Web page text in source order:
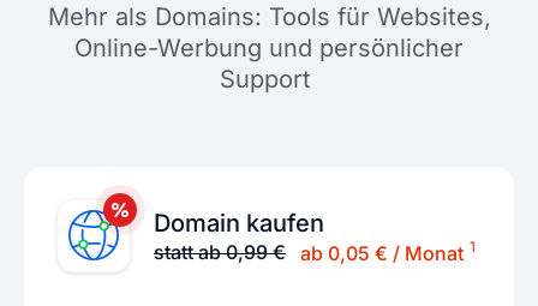
Mehr als Domains: Tools für Websites,
Online-Werbung und persönlicher
Support
Domain kaufen
statt ab 0,99 € ab 0,05 € / Monat 1